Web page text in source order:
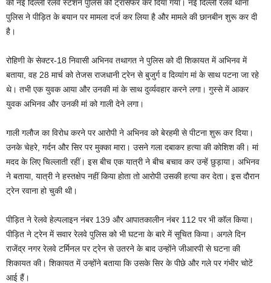
को नई दिल्ली रेलवे स्टेशन पुलिस को ट्रांसफर कर दिया गया। नई दिल्ली रेलवे थाना
पुलिस ने पीड़ित के बयान पर मामला दर्ज कर लिया है और मामले की छानबीन शुरू कर दी
है।
रोहिणी के सेक्टर-18 निवासी अभिनव तथागत ने पुलिस को दी शिकायत में अभिनव में
बताया, वह 28 मार्च को तेजस राजधानी ट्रेन से बुजुर्ग व दिव्यांग मां के साथ पटना जा रहे
थे। तभी एक युवक आया और उनकी मां के साथ दुर्व्यवहार करने लगा। गुस्से में आकर
युवक अभिनव और उनकी मां को गाली देने लगा।
गाली गलौज का विरोध करने पर आरोपी ने अभिनव को बेरहमी से पीटना शुरू कर दिया।
उनके चेहरे, गर्दन और सिर पर मुक्का मारा। उसने गला दबाकर हत्या की कोशिश की। मां
मदद के लिए चिल्लाती रहीं। इस बीच एक यात्री ने बीच बचाव कर उन्हें छुड़ाया। अभिनव
ने बताया, यात्री ने हस्तक्षेप नहीं किया होता तो आरोपी उसकी हत्या कर देता। इस दौरान
ट्रेन रवाना हो चुकी थी।
पीड़ित ने रेलवे हेल्पलाइन नंबर 139 और आपातकालीन नंबर 112 पर भी कॉल किया।
पीड़ित ने ट्रेन में सवार रेलवे पुलिस को भी घटना के बारे में सूचित किया। अगले दिन
राजेंद्र नगर रेलवे टर्मिनल पर ट्रेन से उतरने के बाद उन्होंने जीआरपी से घटना की
शिकायत की। शिकायत में उन्होंने बताया कि उसके सिर के पीछे और गले पर गंभीर चोटें
आई हैं।